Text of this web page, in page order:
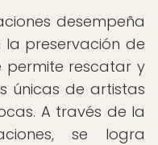
desempeña
preservación de
permite rescatar y
únicas de artistas
A través de la
se logra